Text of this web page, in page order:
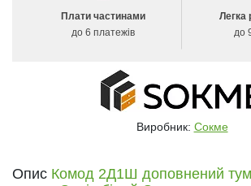
Плати частинами
до 6 платежів
Легка
до
Виробник: Сокме
Опис Комод 2Д1Ш доповнений